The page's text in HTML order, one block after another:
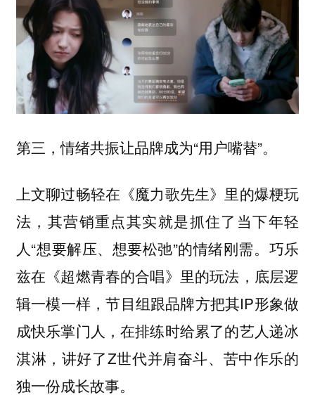
第三，情绪共振让品牌成为“用户嘴替”。
上文聊过畅轻在《魔力歌先生》里的爆梗玩
法，其营销重点其实就是抓住了当下年轻
人“想要解压、想要松弛”的情绪刚需。巧乐
兹在《超燃青春的合唱》里的玩法，底层逻
辑一模一样，节目组跟品牌方把其IP形象做
成快乐掌门人，在排练时给累了的艺人递冰
淇淋，讲好了Z世代并肩奋斗、苦中作乐的
独一份成长故事。